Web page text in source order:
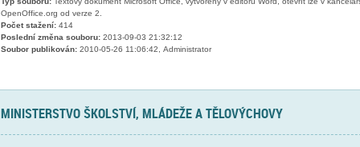
OpenOffice.org od verze 2.
Počet stažení:414
Poslední změna souboru:2013-09-03 21:32:12
Soubor publikován:2010-05-26 11:06:42, Administrator
MINISTERSTVO ŠKOLSTVÍ, MLÁDEŽE A TĚLOVÝCHOVY